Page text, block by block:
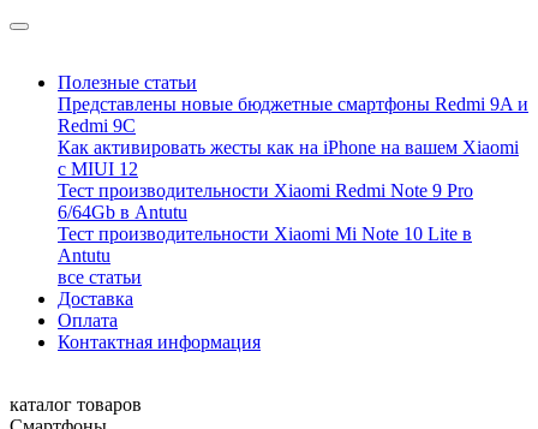
Полезные статьи
Представлены новые бюджетные смартфоны Redmi 9A и
Redmi 9C
Как активировать жесты как на iPhone на вашем Xiaomi
с MIUI 12
Тест производительности Xiaomi Redmi Note 9 Pro
6/64Gb в Antutu
Тест производительности Xiaomi Mi Note 10 Lite в
Antutu
все статьи
Доставка
Оплата
Контактная информация
каталог товаров